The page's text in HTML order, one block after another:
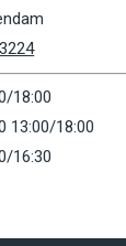
18:00
13:00/18:00
16:30